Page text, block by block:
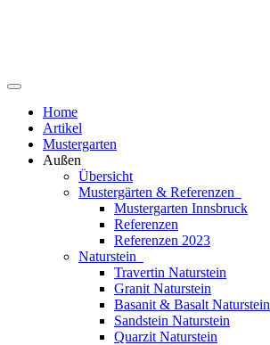
Home
Artikel
Mustergarten
Außen
Übersicht
Mustergärten & Referenzen
Mustergarten Innsbruck
Referenzen
Referenzen 2023
Naturstein
Travertin Naturstein
Granit Naturstein
Basanit & Basalt Naturstein
Sandstein Naturstein
Quarzit Naturstein